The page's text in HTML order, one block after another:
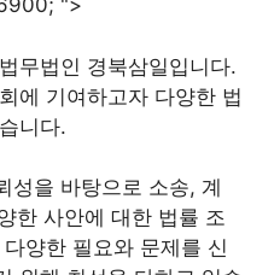
">
무법인 경북삼일입니다.
에 기여하고자 다양한 법
니다.
성을 바탕으로 소송, 계
한 사안에 대한 법률 조
양한 필요와 문제를 신